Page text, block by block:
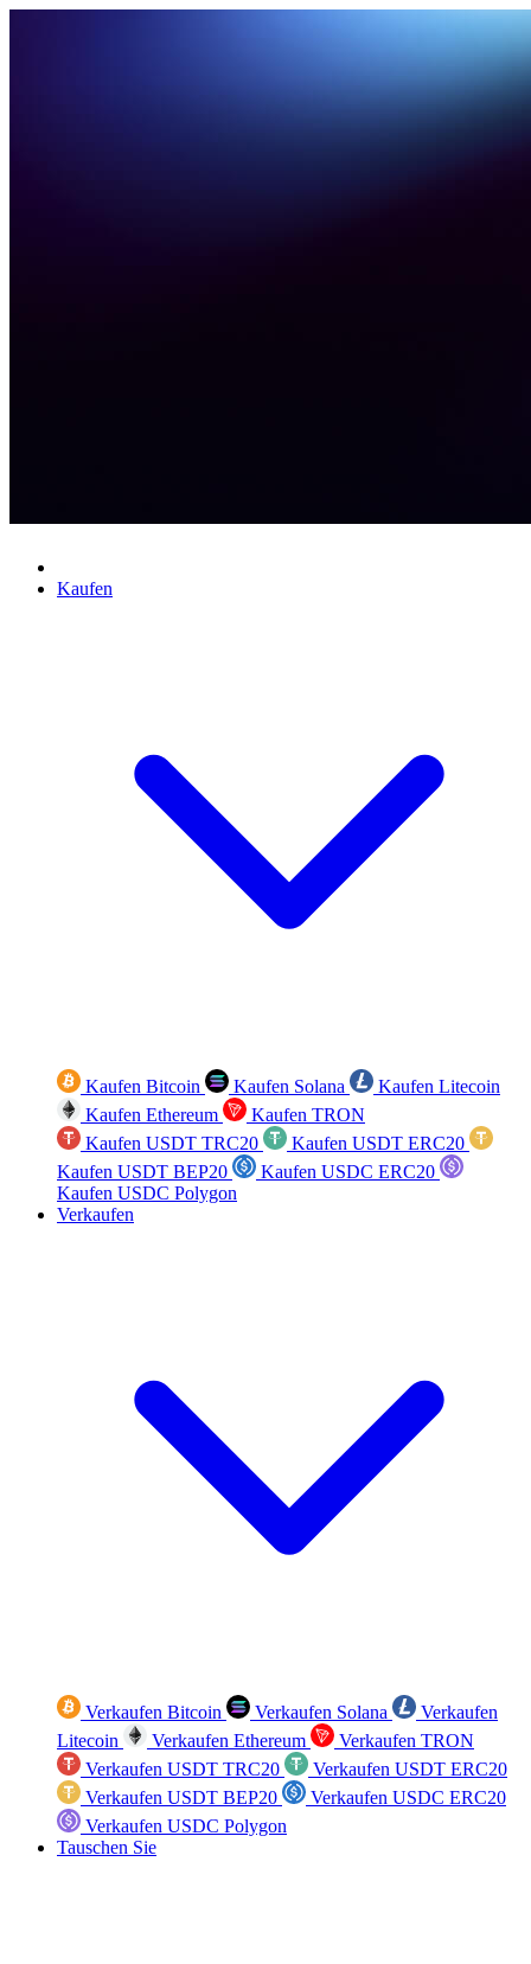
Kaufen
Kaufen Bitcoin Kaufen Solana
Kaufen Litecoin
Kaufen Ethereum
Kaufen TRON
Kaufen USDT TRC20
Kaufen USDT ERC20
Kaufen USDT BEP20
Kaufen USDC ERC20
Kaufen USDC Polygon
Verkaufen
Verkaufen Bitcoin Verkaufen Solana
Verkaufen
Litecoin
Verkaufen Ethereum
Verkaufen TRON
Verkaufen USDT TRC20
Verkaufen USDT ERC20
Verkaufen USDT BEP20
Verkaufen USDC ERC20
Verkaufen USDC Polygon
Tauschen Sie